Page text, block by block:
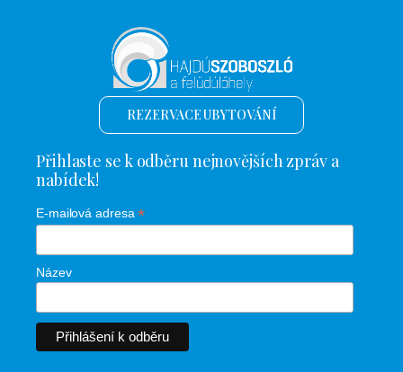
REZERVACE UBYTOVÁNÍ
Přihlaste se k odběru nejnovějších zpráv a
nabídek!
E-mailová adresa*
Název